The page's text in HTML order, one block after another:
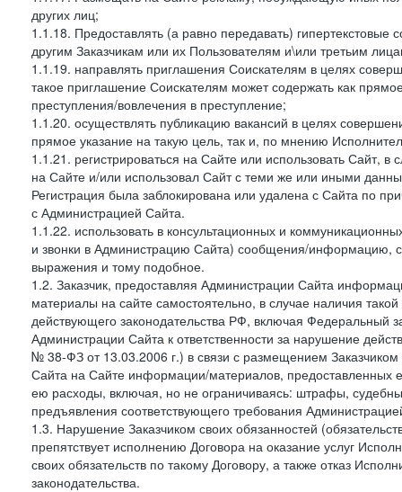
других лиц;
1.1.18. Предоставлять (а равно передавать)
другим Заказчикам или их Пользователям и\или третьим
1.1.19. направлять приглашения Соискателям в целях
такое приглашение Соискателям может содержать как
преступления/вовлечения в преступление;
1.1.20. осуществлять публикацию вакансий в целях
прямое указание на такую цель, так и, по мнению
1.1.21. регистрироваться на Сайте или использовать Сайт,
на Сайте и/или использовал Сайт с теми же или иными
Регистрация была заблокирована или удалена с Сайта по
с Администрацией Сайта.
1.1.22. использовать в консультационных и
и звонки в Администрацию Сайта) сообщения/информацию,
выражения и тому подобное.
1.2. Заказчик, предоставляя Администрации Сайта
материалы на сайте самостоятельно, в случае наличия
действующего законодательства РФ, включая
Администрации Сайта к ответственности за нарушение
№ 38-ФЗ от 13.03.2006 г.) в связи с размещением
Сайта на Сайте информации/материалов, предоставленных
ею расходы, включая, но не ограничиваясь: штрафы,
предъявления соответствующего требования
1.3. Нарушение Заказчиком своих обязанностей
препятствует исполнению Договора на оказание услуг
своих обязательств по такому Договору, а также отказ
законодательства.